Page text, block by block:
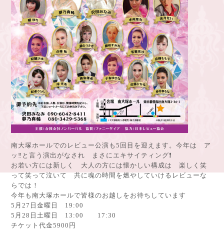
南大塚ホールでのレビュー公演も5回目を迎えます。今年は ア
ッ‼️と言う演出がなされ まさにエキサイティング❗
お若い方には新しく 大人の方には懐かしい構成は 楽しく笑
って笑って泣いて 共に魂の時間を燃やしていけるレビューな
らでは！
今年も南大塚ホールで皆様のお越しをお待ちしています
5月27日金曜日 19:00
5月28日土曜日 13:00 17:30
チケット代金5900円